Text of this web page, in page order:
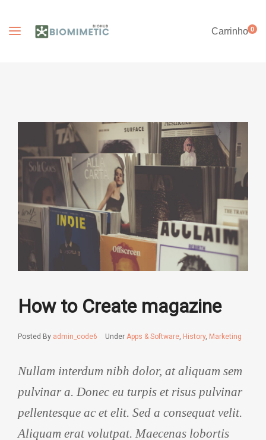
Carrinho0
How to Create magazine
Posted By admin_code6 Under Apps & Software, History, Marketing
Nullam interdum nibh dolor, at aliquam sem
pulvinar a. Donec eu turpis et risus pulvinar
pellentesque ac et elit. Sed a consequat velit.
Aliquam erat volutpat. Maecenas lobortis